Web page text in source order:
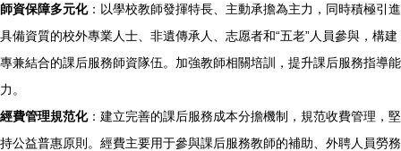
師資保障多元化：以學校教師發揮特長、主動承擔為主力，同時積極引進
具備資質的校外專業人士、非遺傳承人、志愿者和“五老”人員參與，構建
專兼結合的課后服務師資隊伍。加強教師相關培訓，提升課后服務指導能
力。
經費管理規范化：建立完善的課后服務成本分擔機制，規范收費管理，堅
持公益普惠原則。經費主要用于參與課后服務教師的補助、外聘人員勞務